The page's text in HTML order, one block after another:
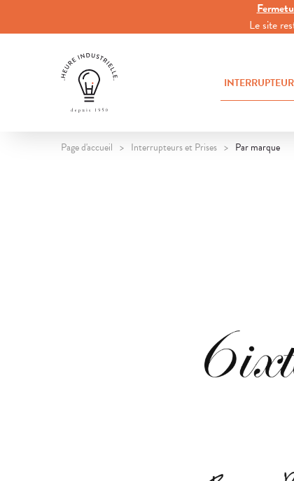
Le site
Page d'accueil Interrupteurs et Prises Par marque